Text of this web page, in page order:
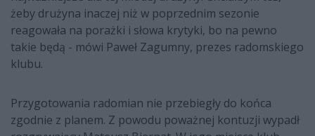
żeby drużyna inaczej niż w poprzednim sezonie
reagowała na porażki i słowa krytyki, bo na pewno
takie będą - mówi Paweł Zagumny, prezes radomskiego
klubu.
Przygotowania radomian nie przebiegły do końca
zgodnie z planem. Z powodu poważnej kontuzji wypadł